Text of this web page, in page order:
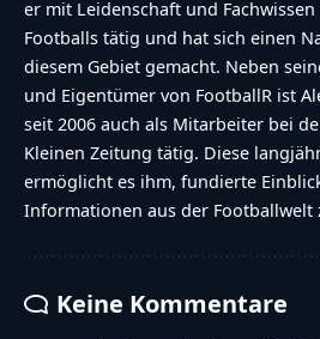
er mit Leidenschaft und
Footballs tätig und hat sich einen
diesem Gebiet gemacht. Neben
und Eigentümer von FootballR ist
seit 2006 auch als Mitarbeiter bei
Kleinen Zeitung tätig. Diese
ermöglicht es ihm, fundierte
Informationen aus der Footballwelt
Keine Kommentare